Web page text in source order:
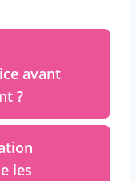
avant
?
les